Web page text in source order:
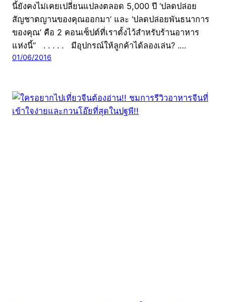
นี้ยังคงไม่เคยเปลี่ยนแปลงตลอด 5,000 ปี ‘ปลดปล่อย
สัญชาตญานของคุณออกมา’ และ ‘ปลดปล่อยพันธนาการ
ของคุณ’ คือ 2 คอนเซ็ปต์ที่เราตั้งไว้สำหรับร้านอาหาร
แห่งนี้” . . . . . มีอุปกรณ์ให้ลูกค้าได้ลองเล่น? .…
01/06/2016